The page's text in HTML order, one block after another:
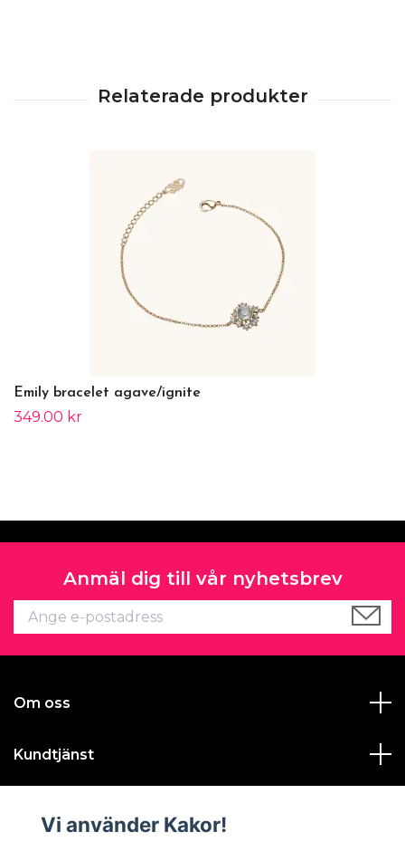
Emily bracelet agave/ignite
349.00 kr
Anmäl dig till vår nyhetsbrev
Om oss
Kundtjänst
Vi använder Kakor!